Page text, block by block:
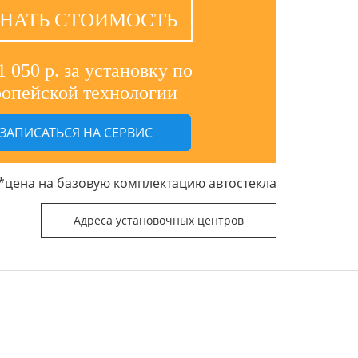
СТОИМОСТЬ
050 р. за установку по
технологии
ЗАПИСАТЬСЯ НА СЕРВИС
на базовую комплектацию автостекла
Адреса установочных центров